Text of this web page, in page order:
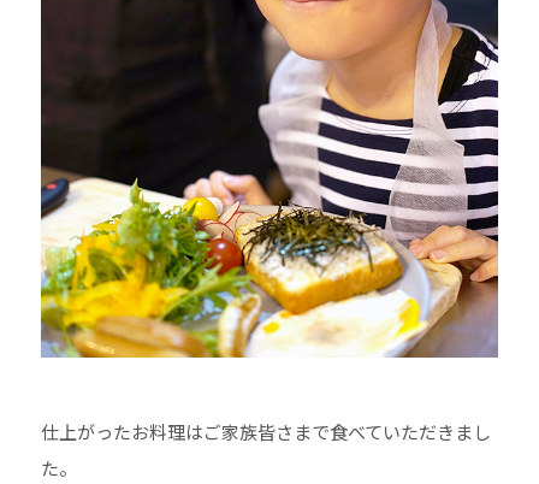
仕上がったお料理はご家族皆さまで食べていただきまし
た。